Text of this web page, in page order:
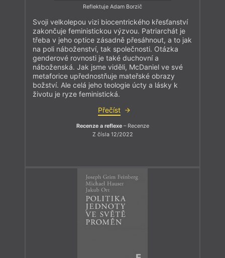
Reflektuje Adam Borzič
Svoji velkolepou vizi biocentrického křesťanství
zakončuje feministickou výzvou. Patriarchát je
třeba v jeho optice zásadně přesáhnout, a to jak
na poli náboženství, tak společnosti. Otázka
genderové rovnosti je také duchovní a
náboženská. Jak jsme viděli, McDaniel ve své
metaforice upřednostňuje mateřské obrazy
božství. Ale celá jeho teologie úcty a lásky k
životu je ryze feministická.
Přečíst
Recenze a reflexe– Recenze
Z čísla 12/2022